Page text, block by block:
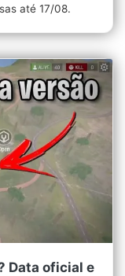
até 17/08.
Data oficial e